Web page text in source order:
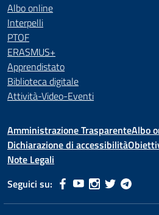
Albo online
Interpelli
PTOF
ERASMUS+
Apprendistato
Biblioteca digitale
Attività-Video-Eventi
Amministrazione TrasparenteAlbo
Dichiarazione di accessibilità
Note Legali
Seguici su: